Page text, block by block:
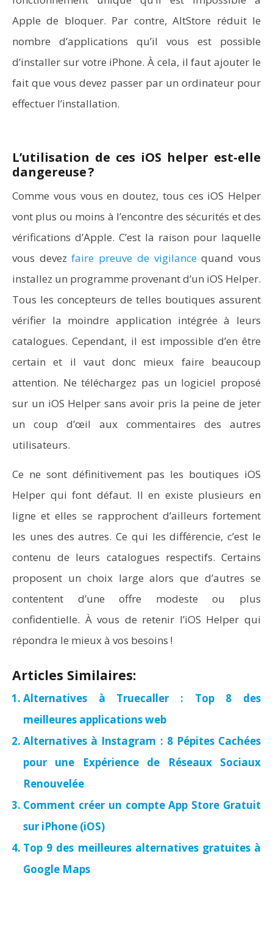
Apple de bloquer. Par contre, AltStore réduit le
nombre d’applications qu’il vous est possible
d’installer sur votre iPhone. À cela, il faut ajouter le
fait que vous devez passer par un ordinateur pour
effectuer l’installation.
L’utilisation de ces iOS helper est-elle
dangereuse ?
Comme vous vous en doutez, tous ces iOS Helper
vont plus ou moins à l’encontre des sécurités et des
vérifications d’Apple. C’est la raison pour laquelle
vous devezfaire preuve de vigilancequand vous
installez un programme provenant d’un iOS Helper.
Tous les concepteurs de telles boutiques assurent
vérifier la moindre application intégrée à leurs
catalogues. Cependant, il est impossible d’en être
certain et il vaut donc mieux faire beaucoup
attention. Ne téléchargez pas un logiciel proposé
sur un iOS Helper sans avoir pris la peine de jeter
un coup d’œil aux commentaires des autres
utilisateurs.
Ce ne sont définitivement pas les boutiques iOS
Helper qui font défaut. Il en existe plusieurs en
ligne et elles se rapprochent d’ailleurs fortement
les unes des autres. Ce qui les différencie, c’est le
contenu de leurs catalogues respectifs. Certains
proposent un choix large alors que d’autres se
contentent d’une offre modeste ou plus
confidentielle. À vous de retenir l’iOS Helper qui
répondra le mieux à vos besoins !
Articles Similaires:
Alternatives à Truecaller : Top 8 des
meilleures applications web
Alternatives à Instagram : 8 Pépites Cachées
pour une Expérience de Réseaux Sociaux
Renouvelée
Comment créer un compte App Store Gratuit
sur iPhone (iOS)
Top 9 des meilleures alternatives gratuites à
Google Maps